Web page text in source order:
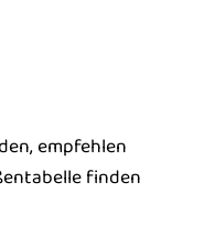
empfehlen
finden